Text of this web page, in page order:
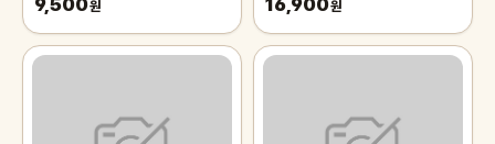
원 원